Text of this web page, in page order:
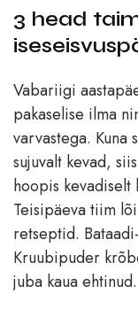
3 head
Vabariigi
pakaselise ilma
varvastega. Kuna
sujuvalt kevad,
hoopis
Teisipäeva tiim
retseptid.
Kruubipuder
juba kaua